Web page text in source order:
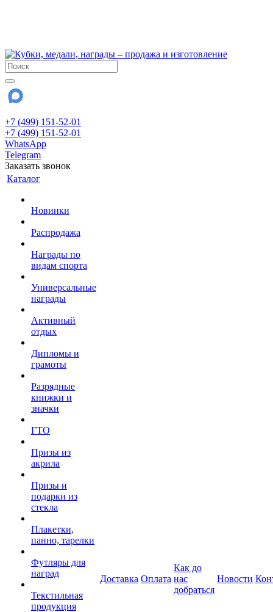
+7 (499) 151-52-01
+7 (499) 151-52-01
WhatsApp
Telegram
Заказать звонок
Каталог
Новинки
Распродажа
Награды по
видам спорта
Универсальные
награды
Активный
отдых
Дипломы и
грамоты
Разрядные
книжки и
значки
ГТО
Призы из
акрила
Призы и
подарки из
стекла
Плакетки,
панно, тарелки
Футляры для
наград
Текстильная
продукция
Доставка Оплата
Как до
нас
добраться
Новости